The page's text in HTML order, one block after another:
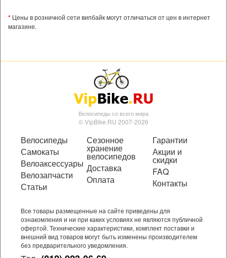
* Цены в розничной сети випбайк могут отличаться от цен в интернет
магазине.
Велосипеды со всего мира
© VipBike.RU 2007-2026
Велосипеды
Самокаты
Велоаксессуары
Велозапчасти
Статьи
Сезонное
хранение
велосипедов
Доставка
Оплата
Гарантии
Акции и
скидки
FAQ
Контакты
Все товары размещенные на сайте приведены для
ознакомления и ни при каких условиях не являются публичной
офертой. Технические характеристики, комплект поставки и
внешний вид товаров могут быть изменены производителем
без предварительного уведомления.